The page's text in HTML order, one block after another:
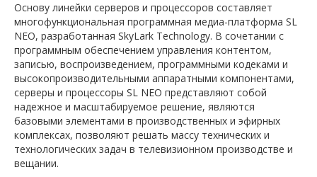
Основу линейки серверов и процессоров составляет
многофункциональная программная медиа-платформа SL
NEO, разработанная SkyLark Technology. В сочетании с
программным обеспечением управления контентом,
записью, воспроизведением, программными кодеками и
высокопроизводительными аппаратными компонентами,
серверы и процессоры SL NEO представляют собой
надежное и масштабируемое решение, являются
базовыми элементами в производственных и эфирных
комплексах, позволяют решать массу технических и
технологических задач в телевизионном производстве и
вещании.